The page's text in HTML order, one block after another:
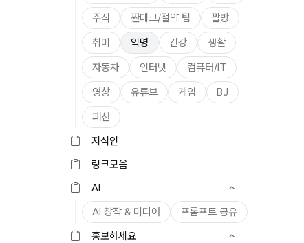
주식
짠테크/절약 팁
짤방
취미
익명 건강
생활
자동차
인터넷
컴퓨터/IT
영상
유튜브 게임
BJ
패션
지식인
링크모음
AI
AI 창작 & 미디어
프롬프트 공유
홍보하세요